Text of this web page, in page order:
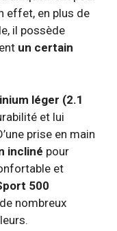
effet, en plus de
il possède
un certain
léger (2.1
et lui
prise en main
incliné pour
et
500
nombreux